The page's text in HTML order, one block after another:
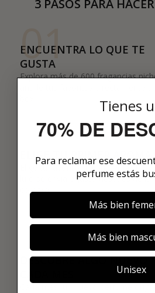
3 PASOS PARA
01
ENCUENTRA LO QUE TE
GUSTA
Explora más de 600 fragancias
02
ELIGE TU PRIMER AROMA
Elige tu favorito. Tu primer perfume
lujo se enviará justo después de la
compra.
03
DESCUBRE ALGO NUEVO
Cada mes, un nuevo perfume
Tienes
70% DE
Para reclamar ese
perfume estás
Más bien
Más bien
Unisex